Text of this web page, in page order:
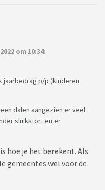
om 10:34:
jaarbedrag p/p (kinderen
dalen aangezien er veel
sluikstort en er
hoe je het berekent. Als
gemeentes wel voor de